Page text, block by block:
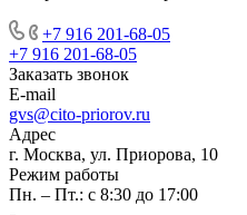
+7 916 201-68-05
+7 916 201-68-05
Заказать звонок
E-mail
gvs@cito-priorov.ru
Адрес
г. Москва, ул. Приорова, 10
Режим работы
Пн. – Пт.: с 8:30 до 17:00